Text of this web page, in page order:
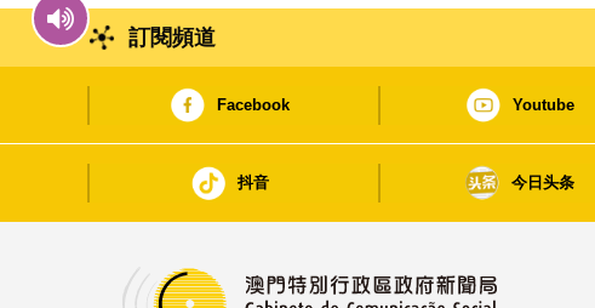
訂閱頻道
Facebook Youtube
抖音 今日头条